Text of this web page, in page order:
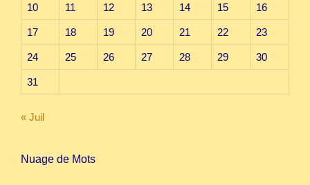
10 11 12 13 14 15 16
17 18 19 20 21 22 23
24 25 26 27 28 29 30
31
« Juil
Nuage de Mots